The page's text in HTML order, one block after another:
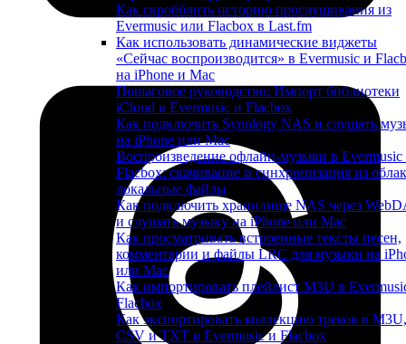
Как скробблить историю прослушивания из
Evermusic или Flacbox в Last.fm
Как использовать динамические виджеты
«Сейчас воспроизводится» в Evermusic и
на iPhone и Mac
Пошаговое руководство: Импорт библиотеки
iCloud в Evermusic и Flacbox
Как подключить Synology NAS и слушать
на iPhone или Mac
Воспроизведение офлайн-музыки в Evermusic
Flacbox: скачивание и синхронизация из
локальные файлы
Как подключить хранилище NAS через
и слушать музыку на iPhone или Mac
Как просматривать встроенные тексты песен,
комментарии и файлы LRC для музыки на
или Mac
Как импортировать плейлист M3U в
Flacbox
Как экспортировать коллекцию треков в M3U,
CSV и TXT в Evermusic и Flacbox